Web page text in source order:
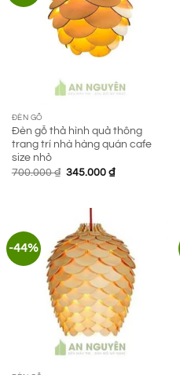
ĐÈN GỖ
Đèn gỗ thả hình quả thông
trang trí nhà hàng quán cafe
size nhỏ
700.000₫ Giá
345.000 ₫Giá
-44%